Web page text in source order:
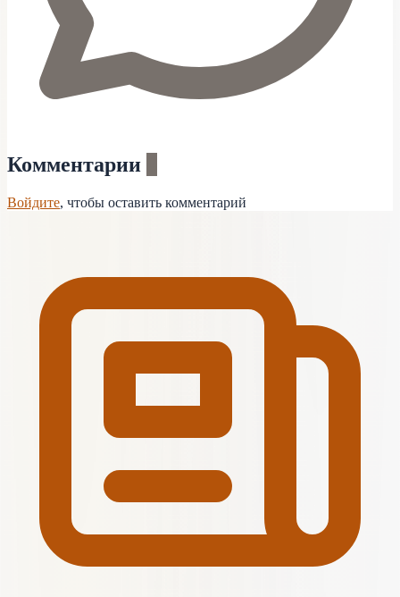
Комментарии
Войдите, чтобы оставить комментарий